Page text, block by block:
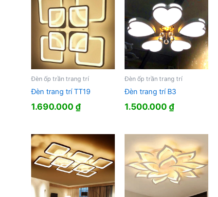
Đèn ốp trần trang trí
Đèn trang trí TT19
1.690.000₫
Đèn ốp trần trang trí
Đèn trang trí B3
1.500.000₫